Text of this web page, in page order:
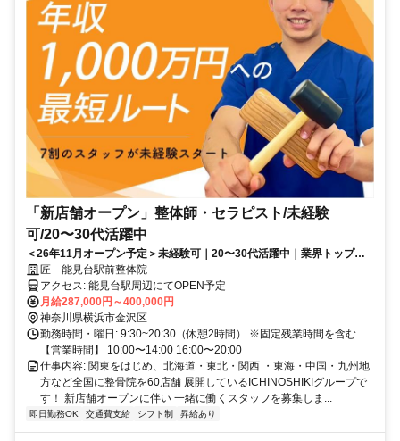
「新店舗オープン」整体師・セラピスト/未経験
可/20〜30代活躍中
＜26年11月オープン予定＞未経験可｜20〜30代活躍中｜業界トップレ
ベルの給与水準｜初回ボーナス80万円・賞与500万円の支給実績あり
匠 能見台駅前整体院
アクセス: 能見台駅周辺にてOPEN予定
月給287,000円～400,000円
神奈川県横浜市金沢区
勤務時間・曜日: 9:30~20:30（休憩2時間） ※固定残業時間を含む
【営業時間】 10:00〜14:00 16:00〜20:00
仕事内容: 関東をはじめ、北海道・東北・関西 ・東海・中国・九州地
方など全国に整骨院を60店舗 展開しているICHINOSHIKIグループで
す！ 新店舗オープンに伴い 一緒に働くスタッフを募集しま...
即日勤務OK 交通費支給 シフト制 昇給あり